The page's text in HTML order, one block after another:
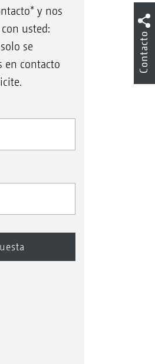
y nos
usted:
se
en contacto
Contacto